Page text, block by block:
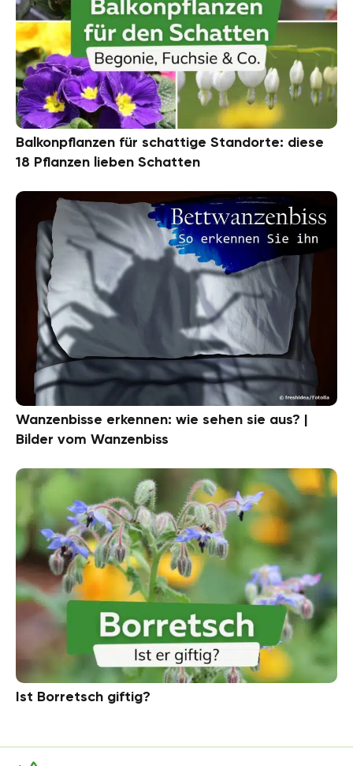
Balkonpflanzen für schattige Standorte: diese
18 Pflanzen lieben Schatten
Wanzenbisse erkennen: wie sehen sie aus? |
Bilder vom Wanzenbiss
Ist Borretsch giftig?